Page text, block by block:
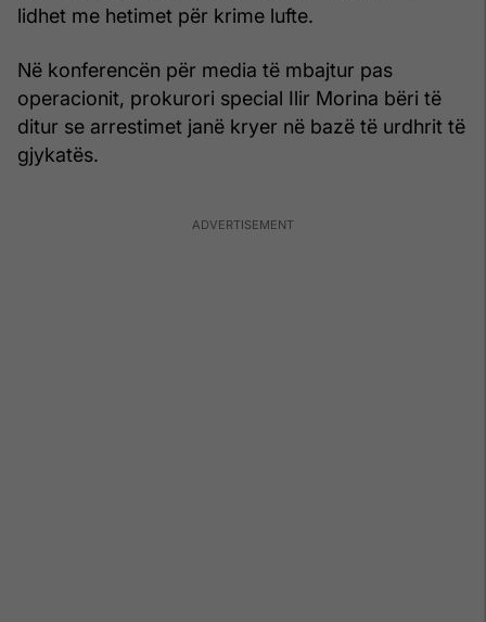
lidhet me hetimet për krime lufte.
Në konferencën për media të mbajtur pas
operacionit, prokurori special Ilir Morina bëri të
ditur se arrestimet janë kryer në bazë të urdhrit të
gjykatës.